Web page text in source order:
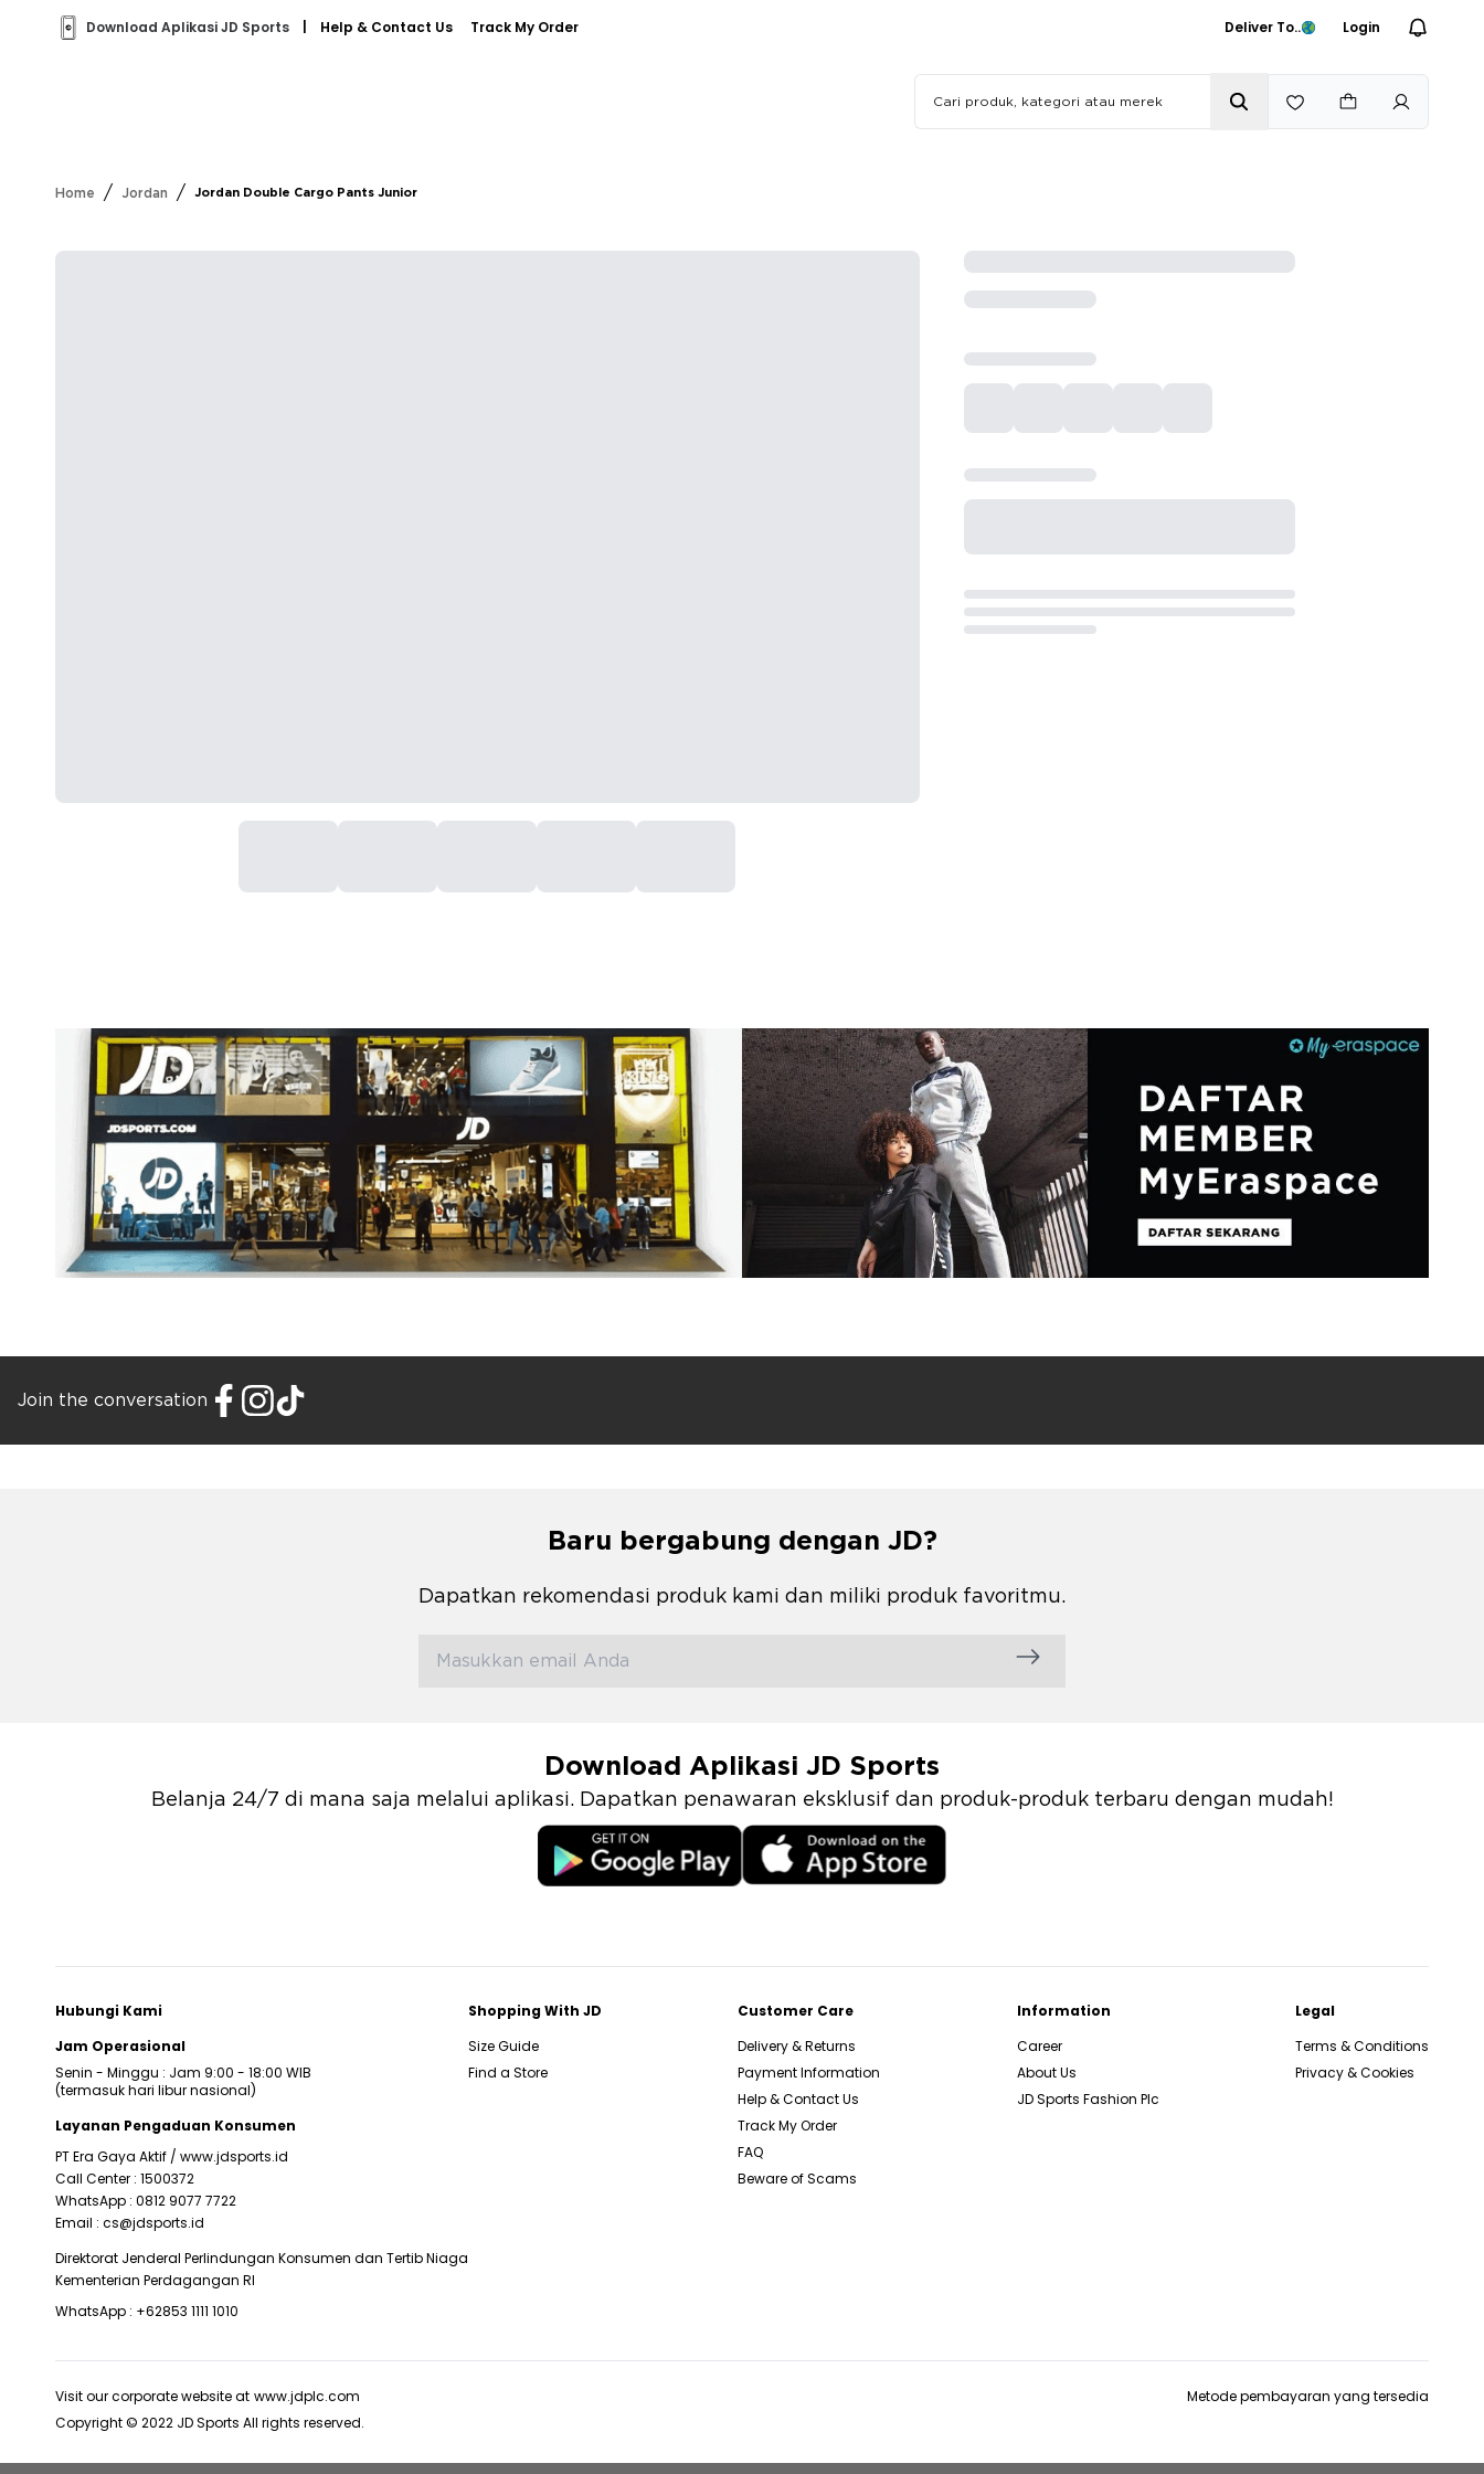
Download Aplikasi JD Sports Help & Contact Us Track My Order Deliver To.. Login
Home / Jordan / Jordan Double Cargo Pants Junior
Join the conversation
Baru bergabung dengan JD?
Dapatkan rekomendasi produk kami dan miliki produk favoritmu.
Download Aplikasi JD Sports
Belanja 24/7 di mana saja melalui aplikasi. Dapatkan penawaran eksklusif dan produk-produk terbaru dengan mudah!
Hubungi Kami
Jam Operasional
Senin - Minggu : Jam 9:00 - 18:00 WIB
(termasuk hari libur nasional)
Layanan Pengaduan Konsumen
PT Era Gaya Aktif / www.jdsports.id
Call Center : 1500372
WhatsApp : 0812 9077 7722
Email : cs@jdsports.id
Direktorat Jenderal Perlindungan Konsumen dan Tertib Niaga
Kementerian Perdagangan RI
WhatsApp : +62853 1111 1010
Shopping With JD
Size Guide
Find a Store
Customer Care
Delivery & Returns
Payment Information
Help & Contact Us
Track My Order
FAQ
Beware of Scams
Information
Career
About Us
JD Sports Fashion Plc
Legal
Terms & Conditions
Privacy & Cookies
Visit our corporate website at www.jdplc.com
Copyright © 2022 JD Sports All rights reserved.
Metode pembayaran yang tersedia